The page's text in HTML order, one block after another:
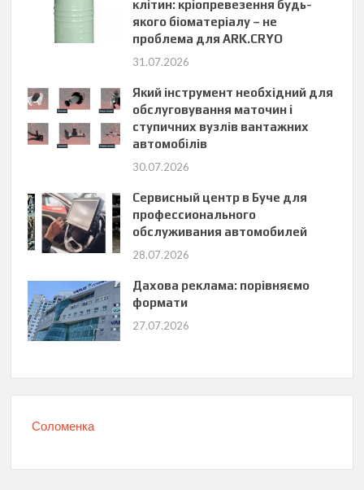
клітин: кріопревезення будь-
якого біоматеріалу – не
проблема для ARK.CRYO
31.07.2026
Який інструмент необхідний для
обслуговування маточин і
ступичних вузлів вантажних
автомобілів
30.07.2026
Сервисный центр в Буче для
профессионального
обслуживания автомобилей
28.07.2026
Дахова реклама: порівняємо
формати
27.07.2026
Соломенка